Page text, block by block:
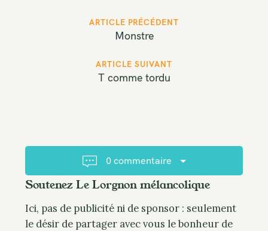
g
t
i
o
n
ARTICLE PRÉCÉDENT
Monstre
ARTICLE SUIVANT
T comme tordu
0 commentaire
Soutenez Le Lorgnon mélancolique
Ici, pas de publicité ni de sponsor : seulement
le désir de partager avec vous le bonheur de